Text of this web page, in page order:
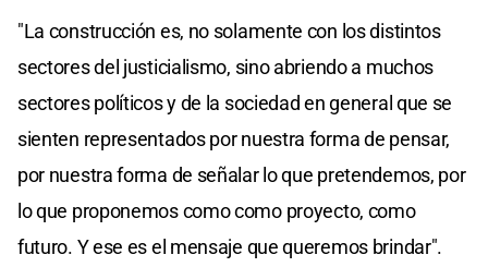
"La construcción es, no solamente con los distintos
sectores del justicialismo, sino abriendo a muchos
sectores políticos y de la sociedad en general que se
sienten representados por nuestra forma de pensar,
por nuestra forma de señalar lo que pretendemos, por
lo que proponemos como como proyecto, como
futuro. Y ese es el mensaje que queremos brindar".